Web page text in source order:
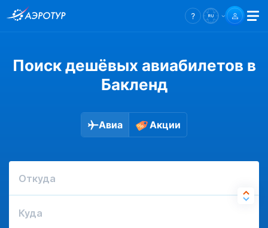
Поиск дешёвых авиабилетов в
Бакленд
Авиа Акции
Откуда
Куда